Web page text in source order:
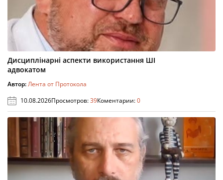
Дисциплінарні аспекти використання ШІ
адвокатом
Автор:Лента от Протокола
10.08.2026Просмотров:39Коментарии:0